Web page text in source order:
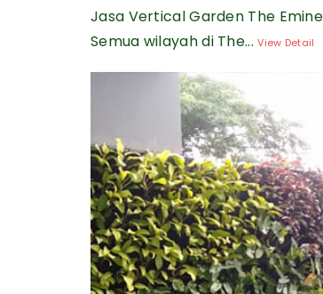
Jasa Vertical Garden The
Semua wilayah di The...View Detail